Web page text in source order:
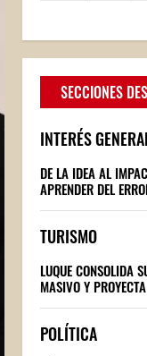
SECCIONES
INTERÉS
DE LA IDEA AL
APRENDER DEL
TURISMO
LUQUE CONSOLIDA
MASIVO Y
POLÍTICA